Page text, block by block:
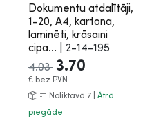
Dokumentu atdalītāji,
1-20, A4, kartona,
laminēti, krāsaini
cipa...
2-14-195
4.03 3.70
€ bez PVN
Noliktavā 7 | Ātrā
piegāde